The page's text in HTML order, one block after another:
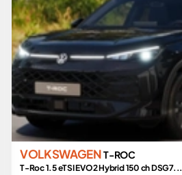
VOLKSWAGENT-ROC
T-Roc 1.5 eTSI EVO2 Hybrid 150 ch DSG7...